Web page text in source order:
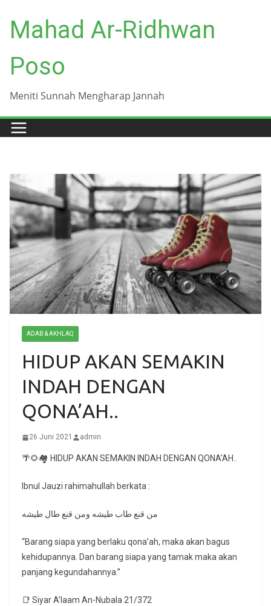
content
Mahad Ar-Ridhwan
Poso
Meniti Sunnah Mengharap Jannah
ADAB & AKHLAQ
HIDUP AKAN SEMAKIN
INDAH DENGAN
QONA’AH..
26 Juni 2021 admin
🌴🌻🏘 HIDUP AKAN SEMAKIN INDAH DENGAN QONA’AH..
Ibnul Jauzi rahimahullah berkata :
من قنع طاب طيشه ومن قنع طال طيشه
“Barang siapa yang berlaku qona’ah, maka akan bagus
kehidupannya. Dan barang siapa yang tamak maka akan
panjang kegundahannya.”
📑 Siyar A’laam An-Nubala 21/372